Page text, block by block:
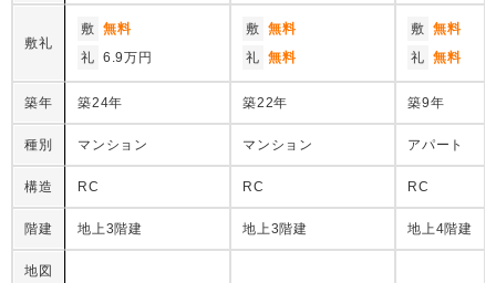
敷礼
敷 無料
礼 6.9万円
敷 無料
礼 無料
敷 無料
礼 無料
築年 築24年 築22年 築9年
種別 マンション マンション アパート
構造 RC RC RC
階建 地上3階建 地上3階建 地上4階建
地図